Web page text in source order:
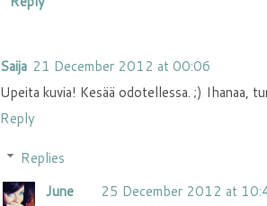
Saija 21 December 2012 at 00:06
Upeita kuvia! Kesää odotellessa. ;) Ihanaa,
Reply
Replies
June
25 December 2012 at